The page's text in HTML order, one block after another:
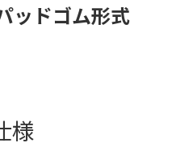
ッドゴム形式
様